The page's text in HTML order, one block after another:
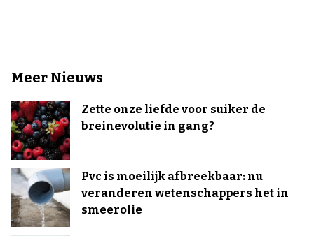
Meer Nieuws
Zette onze liefde voor suiker de
breinevolutie in gang?
Pvc is moeilijk afbreekbaar: nu
veranderen wetenschappers het in
smeerolie